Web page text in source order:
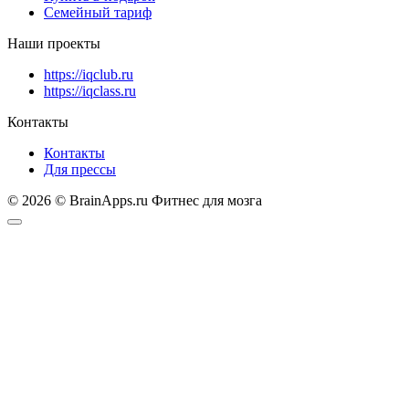
Семейный тариф
Наши проекты
https://iqclub.ru
https://iqclass.ru
Контакты
Контакты
Для прессы
© 2026 © BrainApps.ru Фитнес для мозга